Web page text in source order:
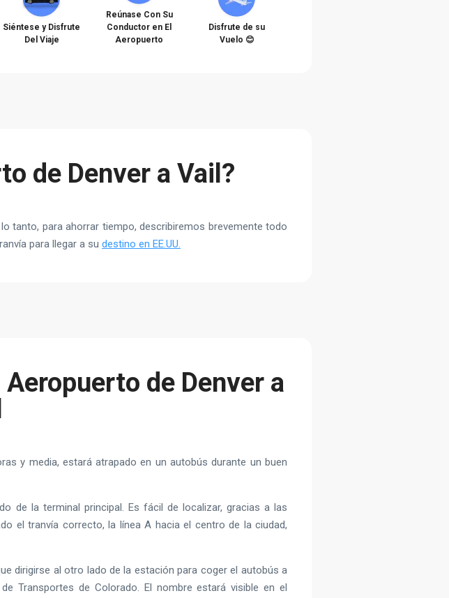
Siéntese y Disfrute
Del Viaje
Reúnase Con Su
Conductor en El
Aeropuerto
Disfrute de su
Vuelo 😊
de Denver a Vail?
tanto, para ahorrar tiempo, describiremos brevemente todo
para llegar a su destino en EE.UU.
de Denver a
y media, estará atrapado en un autobús durante un buen
de la terminal principal. Es fácil de localizar, gracias a las
el tranvía correcto, la línea A hacia el centro de la ciudad,
dirigirse al otro lado de la estación para coger el autobús a
Transportes de Colorado. El nombre estará visible en el